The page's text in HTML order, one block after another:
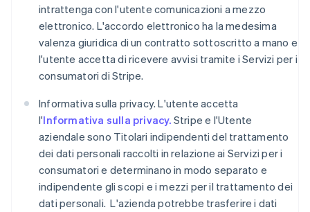
intrattenga con l'utente comunicazioni a mezzo
elettronico. L'accordo elettronico ha la medesima
valenza giuridica di un contratto sottoscritto a mano e
l'utente accetta di ricevere avvisi tramite i Servizi per i
consumatori di Stripe.
Informativa sulla privacy. L'utente accetta
l'Informativa sulla privacy. Stripe e l'Utente
aziendale sono Titolari indipendenti del trattamento
dei dati personali raccolti in relazione ai Servizi per i
consumatori e determinano in modo separato e
indipendente gli scopi e i mezzi per il trattamento dei
dati personali. L'azienda potrebbe trasferire i dati